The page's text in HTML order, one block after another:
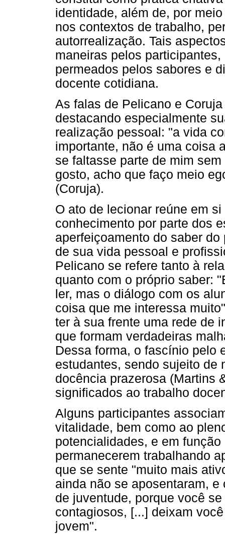
identidade, além de, por
nos contextos de trabalho,
autorrealização. Tais
maneiras pelos
permeados pelos sabores e
docente cotidiana.
As falas de Pelicano e
destacando especialmente
realização pessoal: "a vida
importante, não é uma coisa
se faltasse parte de mim
gosto, acho que faço meio
(Coruja).
O ato de lecionar reúne em
conhecimento por parte dos
aperfeiçoamento do saber
de sua vida pessoal e
Pelicano se refere tanto à
quanto com o próprio saber:
ler, mas o diálogo com os
coisa que me interessa
ter à sua frente uma rede de
que formam verdadeiras
Dessa forma, o fascínio pelo
estudantes, sendo sujeito de
docência prazerosa (Martins
significados ao trabalho
Alguns participantes
vitalidade, bem como ao
potencialidades, e em
permanecerem trabalhando
que se sente "muito mais
ainda não se aposentaram,
de juventude, porque você
contagiosos, [...] deixam
jovem".